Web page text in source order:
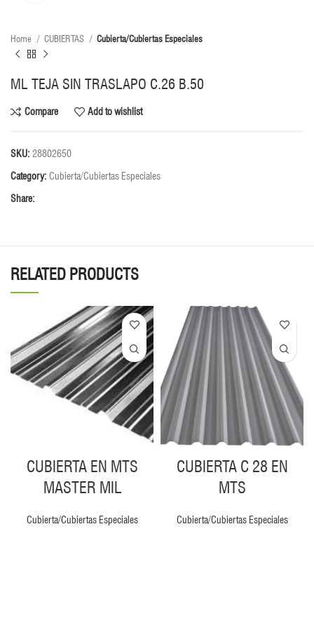
Home CUBIERTAS Cubierta/Cubiertas Especiales
ML TEJA SIN TRASLAPO C.26 B.50
Compare Add to wishlist
SKU: 28802650
Category: Cubierta/Cubiertas Especiales
Share:
RELATED PRODUCTS
CUBIERTA EN MTS
MASTER MIL
Cubierta/Cubiertas Especiales
CUBIERTA C 28 EN
MTS
Cubierta/Cubiertas Especiales